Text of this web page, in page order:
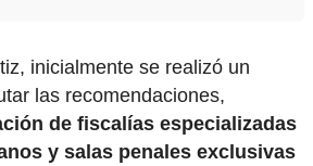
inicialmente se realizó un
las recomendaciones,
de fiscalías especializadas
y salas penales exclusivas